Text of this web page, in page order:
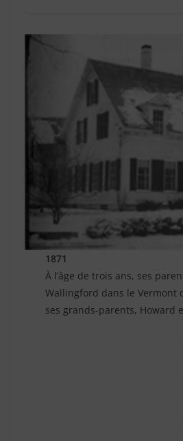
1871
À l’âge de trois ans, ses
Wallingford dans le Vermont
ses grands-parents, Howard